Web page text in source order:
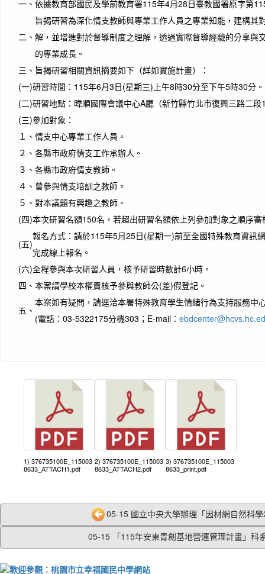
一、 依據教育部國民及學前教育署115年4月28日臺教國署原字第
二、
旨揭研習為深化情支教師與專業工作人員之專業知能，建構其
解，並增進對於督導制度之理解，透過實際督導經驗的分享與
的專業成長。
三、 旨揭研習相關資訊摘要如下（詳如實施計畫）：
(一)研習時間：115年6月3日(星期三)上午8時30分至下午5時30分。
(二)研習地點：暐順國際會議中心A廳（新竹縣竹北市復興三路二
(三)參加對象：
１、 情支中心專業工作人員。
２、 各縣市政府情支工作承辦人。
３、 各縣市政府情支教師。
４、 曾參與情支培訓之教師。
５、 對本議題有興趣之教師。
(四)本次研習名額150名，若超出研習名額依上列參加對象之順序審
(五)
報名方式：請於115年5月25日(星期一)前至全國特殊教育資訊
完成線上報名。
(六)全程參與本次研習人員，核予研習時數計6小時。
四、 本案請學校本權責核予參與教師公(差)假登記。
五、
本案如有疑問，請逕洽本署特殊教育學生情緒行為支持服務中
(電話：03-5322175分機303；E-mail：
1) 376735100E_115003
8633_ATTACH1.pdf
2) 376735100E_115003
8633_ATTACH2.pdf
3) 376735100E_115003
8633_print.pdf
05-15 國立中央大學辦理「因材網自然科
05-15 「115年安東青創基地營運管理計畫」科